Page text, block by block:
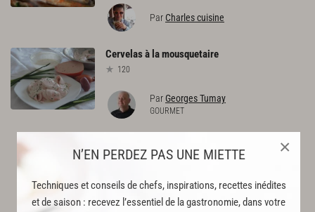
N’EN PERDEZ PAS UNE MIETTE
Techniques et conseils de chefs, inspirations, recettes inédites
et de saison : recevez l’essentiel de la gastronomie, dans votre
×
Par Charles cuisine
Cervelasà lamousquetaire
120
ParGeorges Tumay
GOURMET